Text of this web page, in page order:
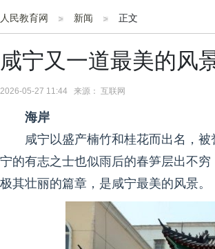
育儿 资讯
人民教育网 新闻 正文
咸宁又一道最美的
2026-05-27 11:44 来源： 互联网
海岸
咸宁以盛产楠竹和桂花而出名，
宁的有志之士也似雨后的春笋层出不
极其壮丽的篇章，是咸宁最美的风景。